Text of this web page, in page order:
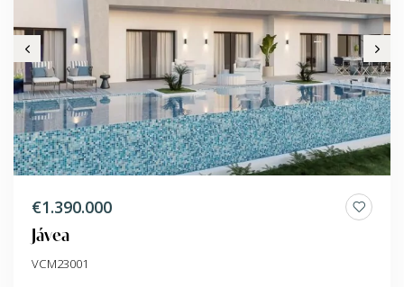
€1.390.000
Jávea
VCM23001